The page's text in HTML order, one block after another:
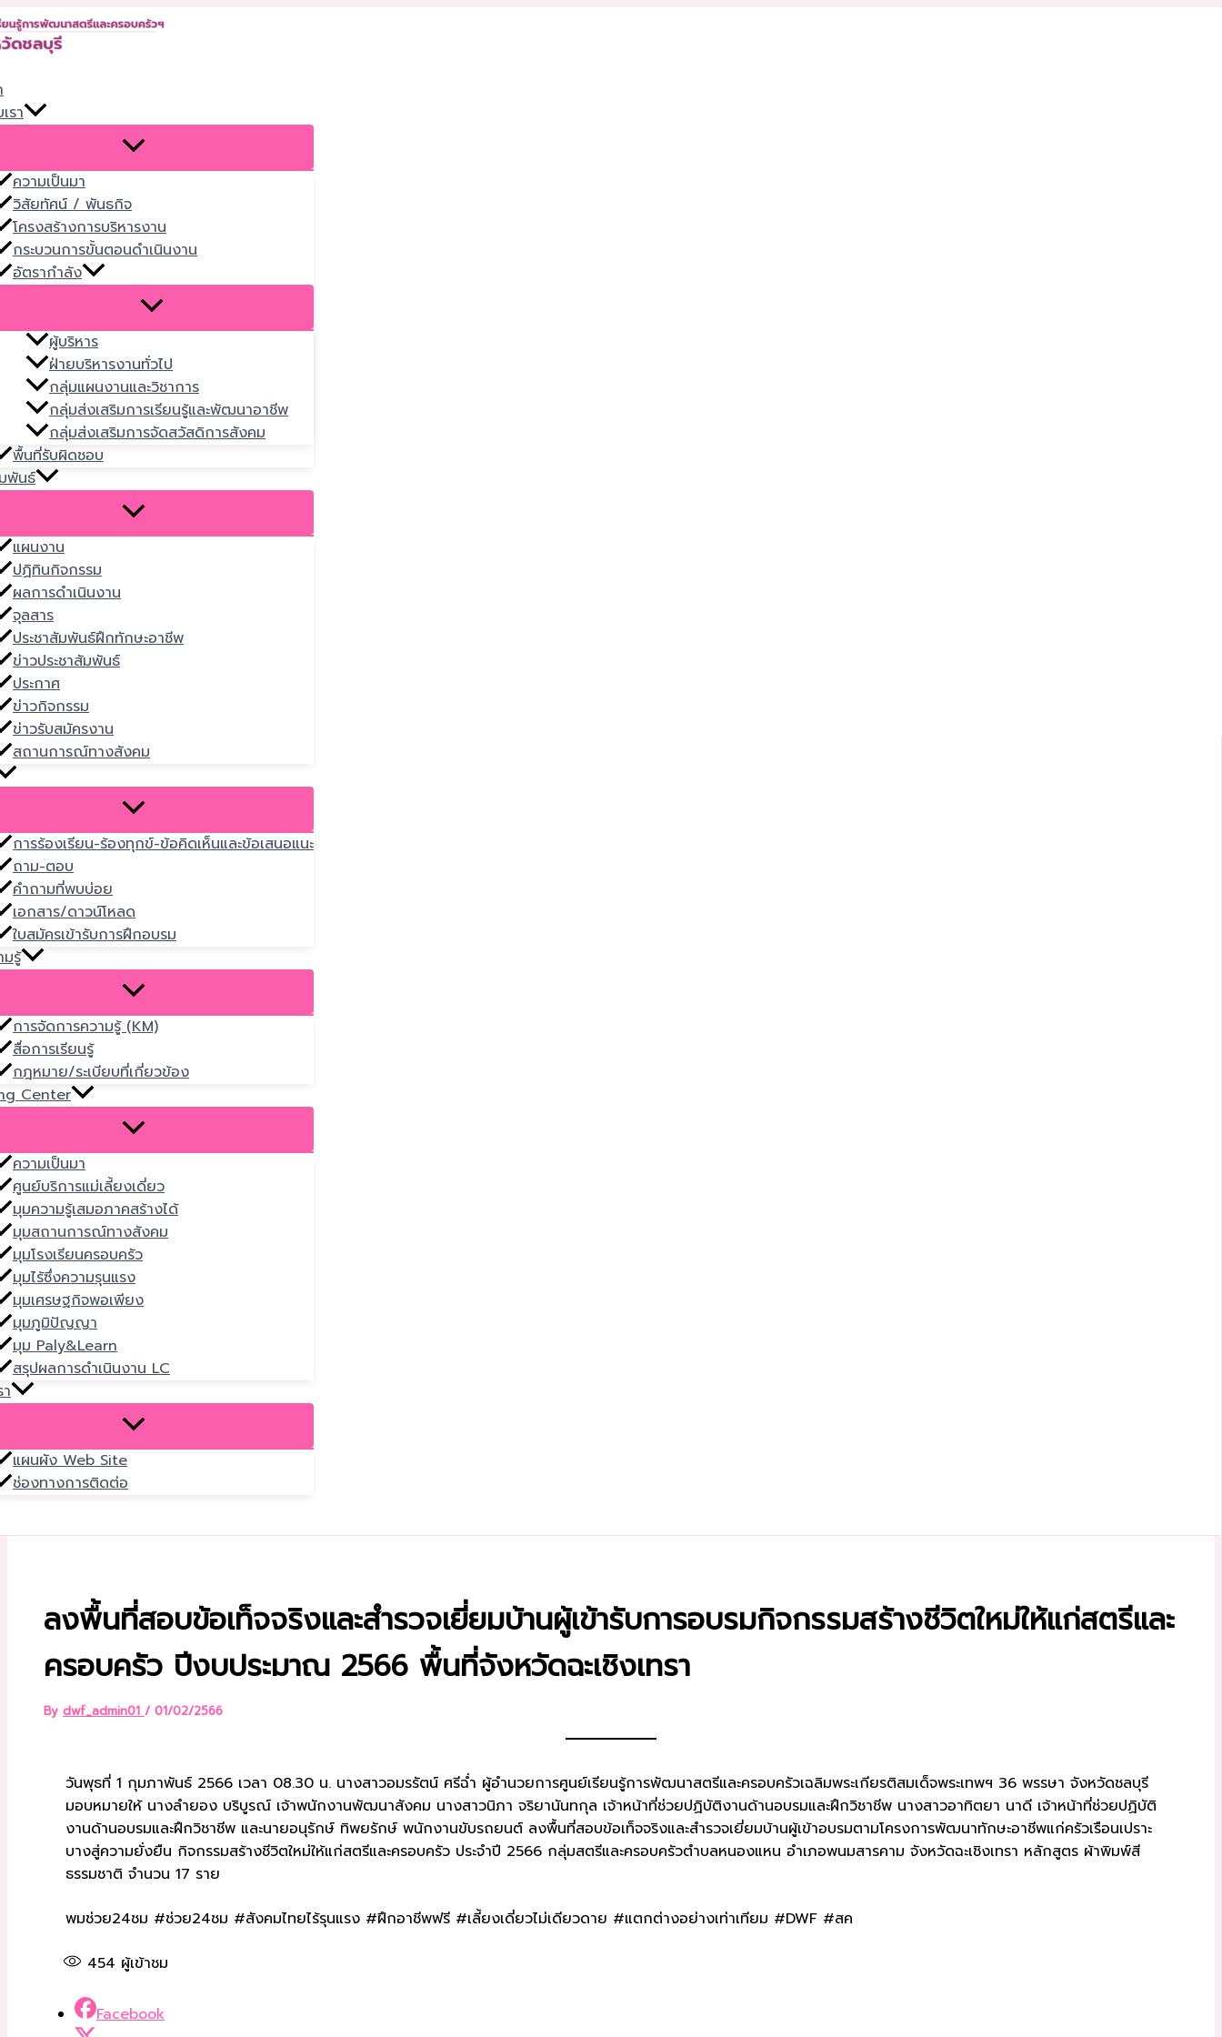
Skip
to
รา
ความเป็นมา
วิสัยทัศน์ / พันธกิจ
โครงสร้างการบริหารงาน
กระบวนการขั้นตอนดำเนินงาน
อัตรากำลัง
ผู้บริหาร
ฝ่ายบริหารงานทั่วไป
กลุ่มแผนงานและวิชาการ
กลุ่มส่งเสริมการเรียนรู้และพัฒนาอาชีพ
กลุ่มส่งเสริมการจัดสวัสดิการสังคม
พื้นที่รับผิดชอบ
พันธ์
แผนงาน
ปฏิทินกิจกรรม
ผลการดำเนินงาน
จุลสาร
ประชาสัมพันธ์ฝึกทักษะอาชีพ
ข่าวประชาสัมพันธ์
ประกาศ
ข่าวกิจกรรม
ข่าวรับสมัครงาน
สถานการณ์ทางสังคม
การร้องเรียน-ร้องทุกข์-ข้อคิดเห็นและข้อเสนอแนะ
ถาม-ตอบ
คำถามที่พบบ่อย
เอกสาร/ดาวน์โหลด
ใบสมัครเข้ารับการฝึกอบรม
รู้
การจัดการความรู้ (KM)
สื่อการเรียนรู้
กฎหมาย/ระเบียบที่เกี่ยวข้อง
Center
ความเป็นมา
ศูนย์บริการแม่เลี้ยงเดี่ยว
มุมความรู้เสมอภาคสร้างได้
มุมสถานการณ์ทางสังคม
มุมโรงเรียนครอบครัว
มุมไร้ซึ่งความรุนแรง
มุมเศรษฐกิจพอเพียง
มุมภูมิปัญญา
มุม Paly&Learn
สรุปผลการดำเนินงาน LC
แผนผัง Web Site
ช่องทางการติดต่อ
ลงพื้นที่สอบข้อเท็จจริงและสำรวจเยี่ยมบ้านผู้เข้ารับการอบรมกิจกรรมสร้างชีวิตใหม่ให้แก่สตรีและ
ครอบครัว ปีงบประมาณ 2566 พื้นที่จังหวัดฉะเชิงเทรา
By dwf_admin01 / 01/02/2566
วันพุธที่ 1 กุมภาพันธ์ 2566 เวลา 08.30 น. นางสาวอมรรัตน์ ศรีฉ่ำ ผู้อำนวยการศูนย์เรียนรู้การพัฒนาสตรีและครอบครัวเฉลิมพระเกียรติสมเด็จพระเทพฯ 36 พรรษา จังหวัดชลบุรี
มอบหมายให้ นางลำยอง บริบูรณ์ เจ้าพนักงานพัฒนาสังคม นางสาวนิภา จริยานันทกุล เจ้าหน้าที่ช่วยปฏิบัติงานด้านอบรมและฝึกวิชาชีพ นางสาวอาทิตยา นาดี เจ้าหน้าที่ช่วยปฏิบัติ
งานด้านอบรมและฝึกวิชาชีพ และนายอนุรักษ์ ทิพยรักษ์ พนักงานขับรถยนต์ ลงพื้นที่สอบข้อเท็จจริงและสำรวจเยี่ยมบ้านผู้เข้าอบรมตามโครงการพัฒนาทักษะอาชีพแก่ครัวเรือนเปราะ
บางสู่ความยั่งยืน กิจกรรมสร้างชีวิตใหม่ให้แก่สตรีและครอบครัว ประจำปี 2566 กลุ่มสตรีและครอบครัวตำบลหนองแหน อำเภอพนมสารคาม จังหวัดฉะเชิงเทรา หลักสูตร ผ้าพิมพ์สี
ธรรมชาติ จำนวน 17 ราย
พมช่วย24ชม #ช่วย24ชม #สังคมไทยไร้รุนแรง #ฝึกอาชีพฟรี #เลี้ยงเดี่ยวไม่เดียวดาย #แตกต่างอย่างเท่าเทียม #DWF #สค
454 ผู้เข้าชม
Facebook